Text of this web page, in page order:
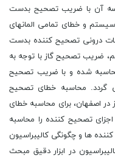
آن با ضریب تصحیح بدست
و خطای تمامی المانهای
درونی تصحیح کننده بدست
ضریب تصحیح گاز با توجه به
شده و با ضریب تصحیح
گردد. محاسبه خطای تصحیح
در اصفهان، برای محاسبه خطای
تصحیح کننده را محاسبه
ها و چگونگی کالیبراسیون
در ابزار دقیق مبحث